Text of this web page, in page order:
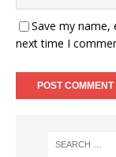
Save my
next time I